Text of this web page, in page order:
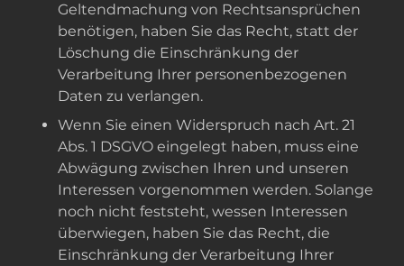
Geltendmachung von Rechtsansprüchen
benötigen, haben Sie das Recht, statt der
Löschung die Einschränkung der
Verarbeitung Ihrer personenbezogenen
Daten zu verlangen.
Wenn Sie einen Widerspruch nach Art. 21
Abs. 1 DSGVO eingelegt haben, muss eine
Abwägung zwischen Ihren und unseren
Interessen vorgenommen werden. Solange
noch nicht feststeht, wessen Interessen
überwiegen, haben Sie das Recht, die
Einschränkung der Verarbeitung Ihrer